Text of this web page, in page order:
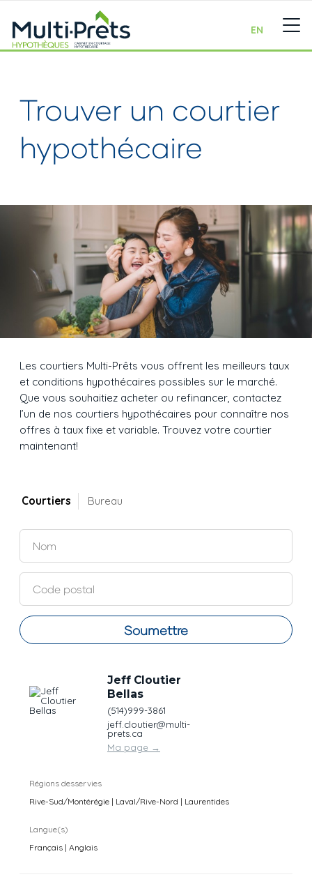
EN
Trouver un courtier
hypothécaire
Les courtiers Multi-Prêts vous offrent les meilleurs taux
et conditions hypothécaires possibles sur le marché.
Que vous souhaitiez acheter ou refinancer, contactez
l’un de nos courtiers hypothécaires pour connaître nos
offres à taux fixe et variable. Trouvez votre courtier
maintenant!
Courtiers Bureau
Soumettre
Jeff Cloutier
Bellas
(514)999-3861
jeff.cloutier@multi-
prets.ca
Ma page →
Régions desservies
Rive-Sud/Montérégie | Laval/Rive-Nord | Laurentides
Langue(s)
Français | Anglais